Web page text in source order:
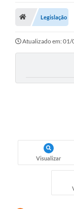
Legislação
Atualizado em:
Visualizar